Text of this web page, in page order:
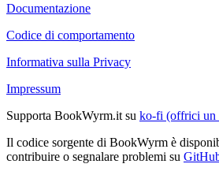
Documentazione
Codice di comportamento
Informativa sulla Privacy
Impressum
Supporta BookWyrm.it su ko-fi (offrici un
Il codice sorgente di BookWyrm è
contribuire o segnalare problemi su